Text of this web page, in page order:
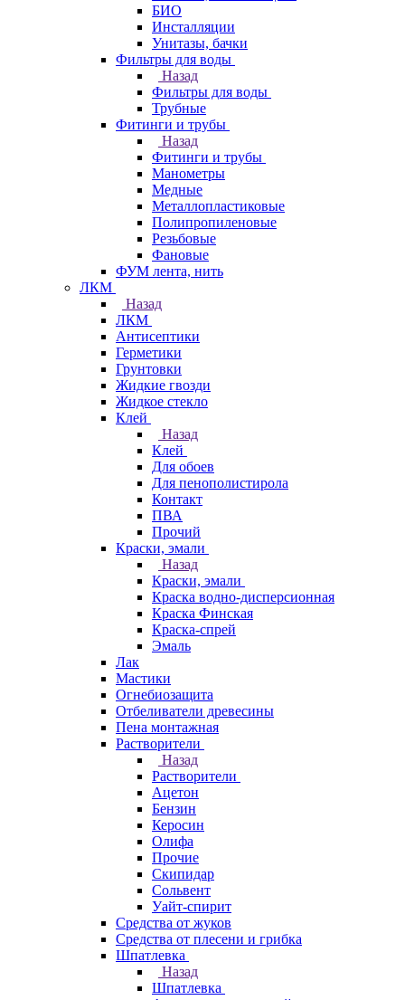
БИО
Инсталляции
Унитазы, бачки
Фильтры для воды
Назад
Фильтры для воды
Трубные
Фитинги и трубы
Назад
Фитинги и трубы
Манометры
Медные
Металлопластиковые
Полипропиленовые
Резьбовые
Фановые
ФУМ лента, нить
ЛКМ
Назад
ЛКМ
Антисептики
Герметики
Грунтовки
Жидкие гвозди
Жидкое стекло
Клей
Назад
Клей
Для обоев
Для пенополистирола
Контакт
ПВА
Прочий
Краски, эмали
Назад
Краски, эмали
Краска водно-дисперсионная
Краска Финская
Краска-спрей
Эмаль
Лак
Мастики
Огнебиозащита
Отбеливатели древесины
Пена монтажная
Растворители
Назад
Растворители
Ацетон
Бензин
Керосин
Олифа
Прочие
Скипидар
Сольвент
Уайт-спирит
Средства от жуков
Средства от плесени и грибка
Шпатлевка
Назад
Шпатлевка